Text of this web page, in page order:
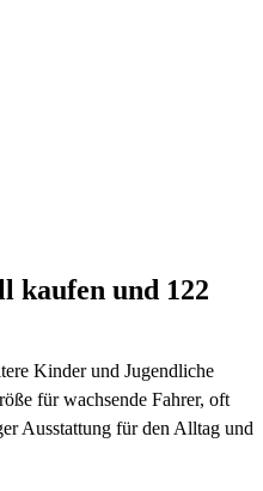
kaufen und 122
Kinder und Jugendliche
für wachsende Fahrer, oft
Ausstattung für den Alltag und